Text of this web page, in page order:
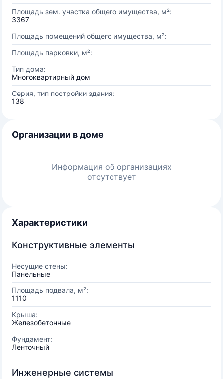
Площадь зем. участка общего имущества, м²:
3367
Площадь помещений общего имущества, м²:
Площадь парковки, м²:
Тип дома:
Многоквартирный дом
Серия, тип постройки здания:
138
Организации в доме
Информация об организациях
отсутствует
Характеристики
Конструктивные элементы
Несущие стены:
Панельные
Площадь подвала, м²:
1110
Крыша:
Железобетонные
Фундамент:
Ленточный
Инженерные системы